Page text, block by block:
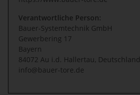
Verantwortliche Person:
Bauer-Systemtechnik GmbH
Gewerbering 17
Bayern
84072 Au i.d. Hallertau, Deutschland
info@bauer-tore.de